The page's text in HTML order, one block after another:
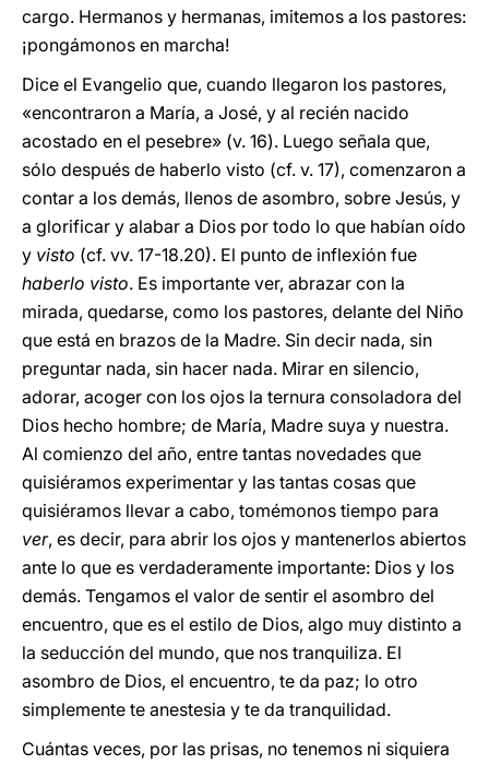
cargo. Hermanos y hermanas, imitemos a los pastores:
¡pongámonos en marcha!
Dice el Evangelio que, cuando llegaron los pastores,
«encontraron a María, a José, y al recién nacido
acostado en el pesebre» (v. 16). Luego señala que,
sólo después de haberlo visto (cf. v. 17), comenzaron a
contar a los demás, llenos de asombro, sobre Jesús, y
a glorificar y alabar a Dios por todo lo que habían oído
y visto (cf. vv. 17-18.20). El punto de inflexión fue
haberlo visto. Es importante ver, abrazar con la
mirada, quedarse, como los pastores, delante del Niño
que está en brazos de la Madre. Sin decir nada, sin
preguntar nada, sin hacer nada. Mirar en silencio,
adorar, acoger con los ojos la ternura consoladora del
Dios hecho hombre; de María, Madre suya y nuestra.
Al comienzo del año, entre tantas novedades que
quisiéramos experimentar y las tantas cosas que
quisiéramos llevar a cabo, tomémonos tiempo para
ver, es decir, para abrir los ojos y mantenerlos abiertos
ante lo que es verdaderamente importante: Dios y los
demás. Tengamos el valor de sentir el asombro del
encuentro, que es el estilo de Dios, algo muy distinto a
la seducción del mundo, que nos tranquiliza. El
asombro de Dios, el encuentro, te da paz; lo otro
simplemente te anestesia y te da tranquilidad.
Cuántas veces, por las prisas, no tenemos ni siquiera